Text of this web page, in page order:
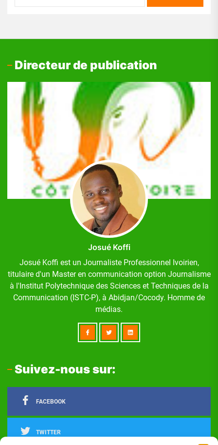
Directeur de publication
Josué Koffi
Josué Koffi est un Journaliste Professionnel Ivoirien,
titulaire d'un Master en communication option Journalisme
à l'Institut Polytechnique des Sciences et Techniques de la
Communication (ISTC-P), à Abidjan/Cocody. Homme de
médias.
Suivez-nous sur:
FACEBOOK
TWITTER